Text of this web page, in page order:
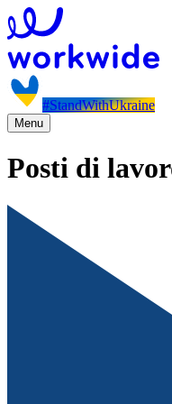
#StandWithUkraine
Menu
Posti di